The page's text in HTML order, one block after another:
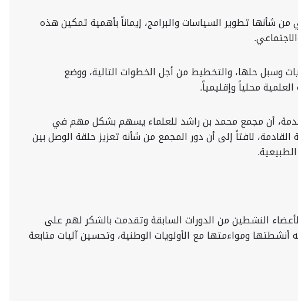
شأنها تطوير السياسات والبرامج، إيماناً بأهمية تمكين هذه
وسبل حلها، والتخطيط من أجل الخطوات التالية، ‏ووضع
محلياً وإقليمياً.‏
أن مجمع محمد بن راشد للعلماء يسهم بشكل مهم في
لافتاً إلى أن دور المجمع من شأنه تعزيز حلقة الوصل بين
وسلطت الضوء على جهود الأعضاء النشطين من الدورات السابقة وتقدمت بالشكر لهم على
ومواءمتها مع الأولويات الوطنية، وتحسين آليات متابعة